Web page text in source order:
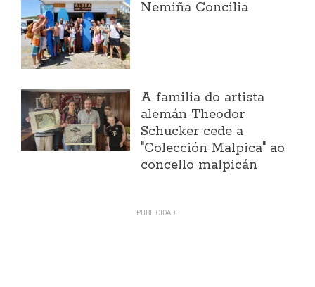
Nemiña Concilia
A familia do artista
alemán Theodor
Schücker cede a
"Colección Malpica" ao
concello malpicán